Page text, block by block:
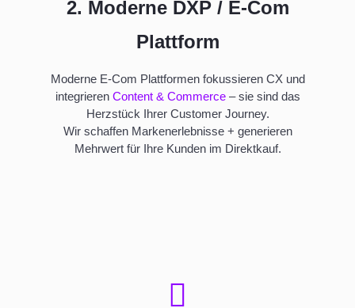
2. Moderne DXP / E-Com
Plattform
Moderne E-Com Plattformen fokussieren CX und
integrieren Content & Commerce– sie sind das
Herzstück Ihrer Customer Journey.
Wir schaffen Markenerlebnisse + generieren
Mehrwert für Ihre Kunden im Direktkauf.